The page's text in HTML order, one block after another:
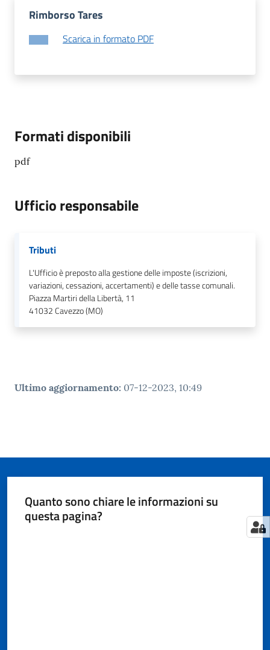
Rimborso Tares
Scarica in formato PDF
Formati disponibili
pdf
Ufficio responsabile
Tributi
L'Ufficio è preposto alla gestione delle imposte (iscrizioni,
variazioni, cessazioni, accertamenti) e delle tasse comunali.
Piazza Martiri della Libertà, 11
41032Cavezzo (MO)
Ultimo aggiornamento: 07-12-2023, 10:49
Quanto sono chiare le informazioni su
questa pagina?